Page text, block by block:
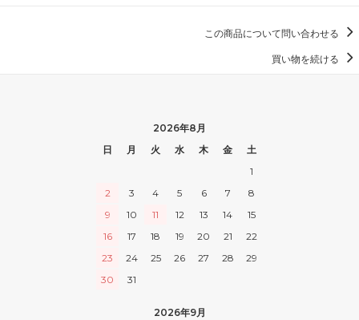
この商品について問い合わせる
買い物を続ける
2026年8月
日
月 火 水 木 金
土
1
2
3 4 5 6 7
8
9
10 11 12 13 14
15
16
17 18 19 20 21
22
23
24 25 26 27 28
29
30
31
2026年9月